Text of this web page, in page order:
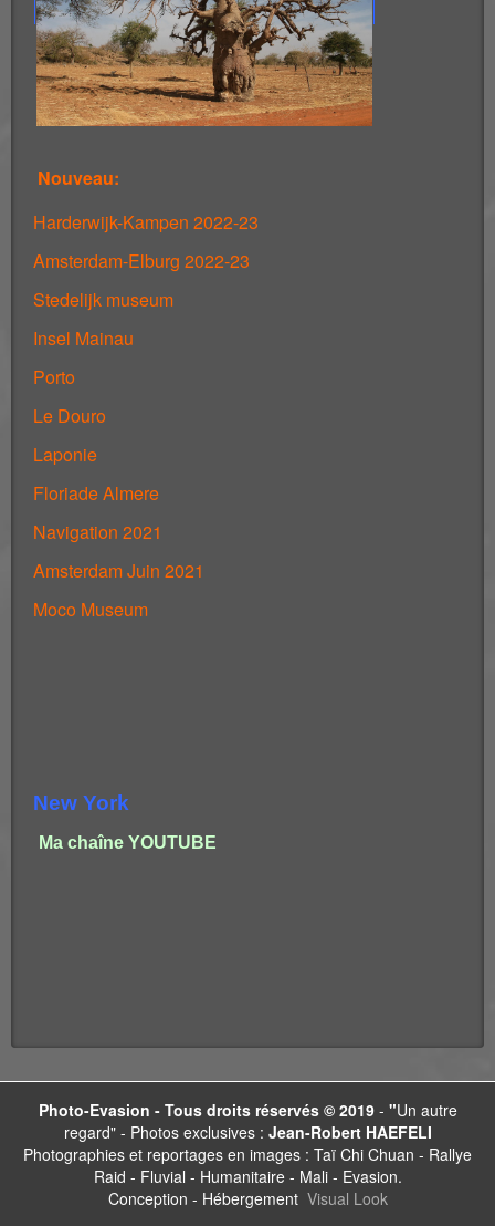
Nouveau:
Harderwijk-Kampen 2022-23
Amsterdam-Elburg 2022-23
Stedelijk museum
Insel Mainau
Porto
Le Douro
Laponie
Floriade Almere
Navigation 2021
Amsterdam Juin 2021
Moco Museum
New York
Ma chaîne YOUTUBE
Photo-Evasion - Tous droits réservés © 2019 - "Un autre
regard" - Photos exclusives : Jean-Robert HAEFELI
Photographies et reportages en images : Taï Chi Chuan - Rallye
Raid - Fluvial - Humanitaire - Mali - Evasion.
Conception - Hébergement Visual Look